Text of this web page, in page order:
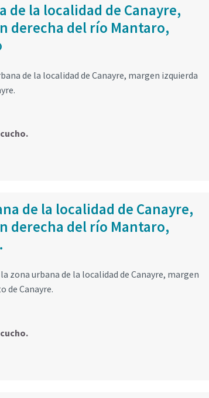
de la localidad de Canayre,
derecha del río Mantaro,
de la localidad de Canayre, margen izquierda
de la localidad de Canayre,
derecha del río Mantaro,
zona urbana de la localidad de Canayre, margen
de Canayre.